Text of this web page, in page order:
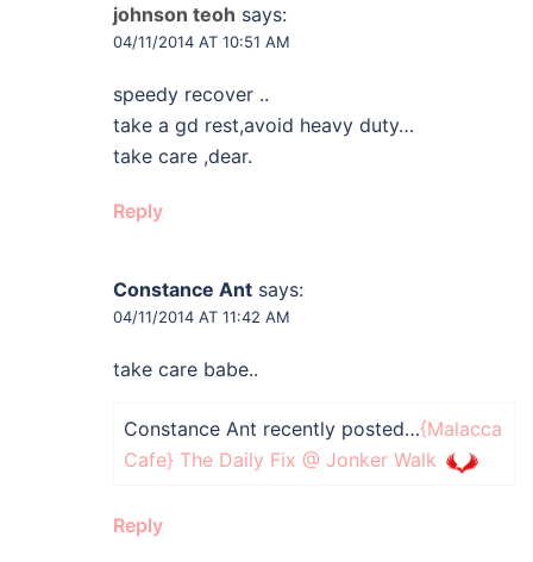
johnson teoh says:
04/11/2014 AT 10:51 AM
speedy recover ..
take a gd rest,avoid heavy duty…
take care ,dear.
Reply
Constance Ant says:
04/11/2014 AT 11:42 AM
take care babe..
Constance Ant recently posted…{Malacca
Cafe} The Daily Fix @ Jonker Walk
Reply